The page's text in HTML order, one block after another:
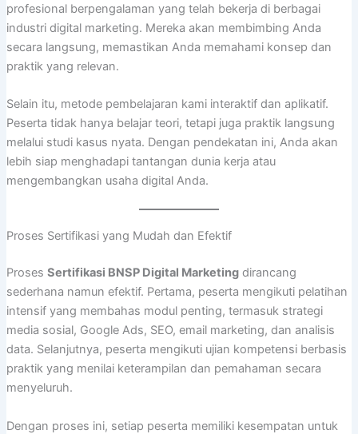
profesional berpengalaman yang telah bekerja di berbagai
industri digital marketing. Mereka akan membimbing Anda
secara langsung, memastikan Anda memahami konsep dan
praktik yang relevan.
Selain itu, metode pembelajaran kami interaktif dan aplikatif.
Peserta tidak hanya belajar teori, tetapi juga praktik langsung
melalui studi kasus nyata. Dengan pendekatan ini, Anda akan
lebih siap menghadapi tantangan dunia kerja atau
mengembangkan usaha digital Anda.
Proses Sertifikasi yang Mudah dan Efektif
Proses Sertifikasi BNSP Digital Marketingdirancang
sederhana namun efektif. Pertama, peserta mengikuti pelatihan
intensif yang membahas modul penting, termasuk strategi
media sosial, Google Ads, SEO, email marketing, dan analisis
data. Selanjutnya, peserta mengikuti ujian kompetensi berbasis
praktik yang menilai keterampilan dan pemahaman secara
menyeluruh.
Dengan proses ini, setiap peserta memiliki kesempatan untuk